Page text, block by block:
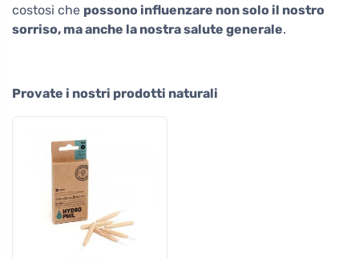
costosi che possono influenzare non solo il nostro
sorriso, ma anche la nostra salute generale.
Provate i nostri prodotti naturali